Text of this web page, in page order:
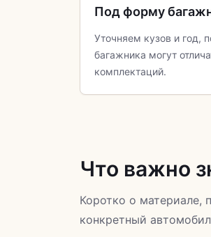
Под форму
Уточняем кузов и год,
багажника могут
комплектаций.
Что важно
Коротко о материале,
конкретный